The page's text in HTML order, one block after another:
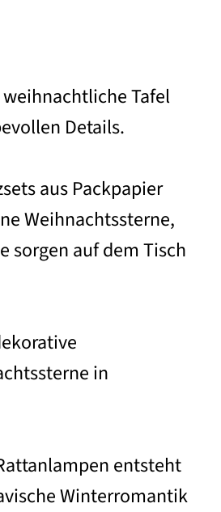
Tafel
Details.
aus Packpapier
Weihnachtssterne,
sorgen auf dem Tisch
in
entsteht
Winterromantik